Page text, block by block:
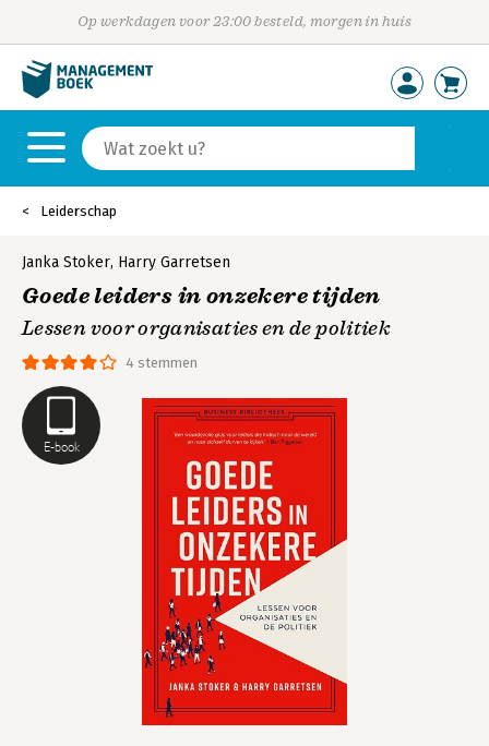
Op werkdagen voor 23:00 besteld, morgen in huis
Leiderschap
E-book
4 stemmen
Janka Stoker, Harry Garretsen
Goede leiders in onzekere tijden
Lessen voor organisaties en de politiek